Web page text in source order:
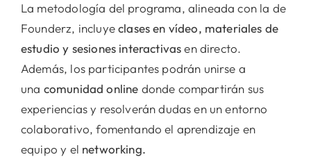
La metodología del programa, alineada con la de
Founderz, incluyeclases en vídeo, materiales de
estudio y sesiones interactivasen directo.
Además, los participantes podrán unirse a
una comunidad online donde compartirán sus
experiencias y resolverán dudas en un entorno
colaborativo, fomentando el aprendizaje en
equipo y el networking.